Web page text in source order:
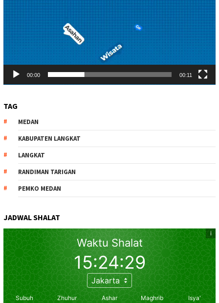
00:00 00:11
TAG
MEDAN
KABUPATEN LANGKAT
LANGKAT
RANDIMAN TARIGAN
PEMKO MEDAN
JADWAL SHALAT